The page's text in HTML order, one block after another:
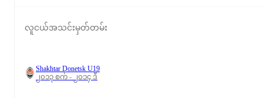
လူငယ်အသင်းမှတ်တမ်း
Shakhtar Donetsk U19
၂၀၁၃ စက် - ၂၀၁၄ ဒီ